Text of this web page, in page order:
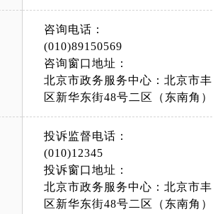
咨询电话：
(010)89150569
咨询窗口地址：
北京市政务服务中心：北京市
区新华东街48号二区（东南角）
投诉监督电话：
(010)12345
投诉窗口地址：
北京市政务服务中心：北京市
区新华东街48号二区（东南角）